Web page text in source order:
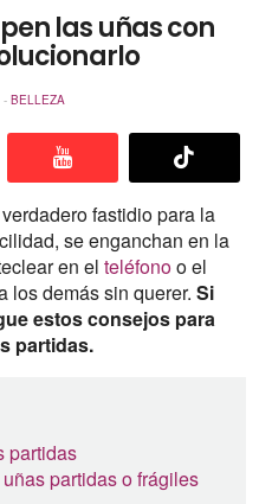
las uñas con
- BELLEZA
fastidio para la
se enganchan en la
en el teléfonoo el
los demás sin querer. Si
estos consejos para
partidas.
partidas
partidas o frágiles